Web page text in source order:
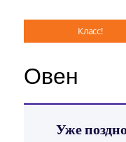
Класс!
Овен
Уже